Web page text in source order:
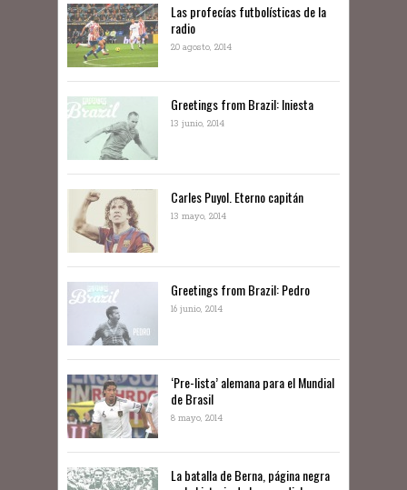
Las profecías futbolísticas de la
radio
20 agosto, 2014
Greetings from Brazil: Iniesta
13 junio, 2014
Carles Puyol. Eterno capitán
13 mayo, 2014
Greetings from Brazil: Pedro
16 junio, 2014
‘Pre-lista’ alemana para el Mundial
de Brasil
8 mayo, 2014
La batalla de Berna, página negra